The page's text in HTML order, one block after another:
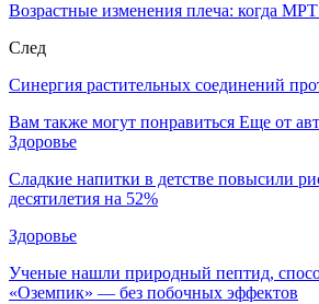
Возрастные изменения плеча: когда
След
Синергия растительных соединений
Вам также могут понравиться Еще от
Здоровье
Сладкие напитки в детстве повысили
десятилетия на 52%
Здоровье
Ученые нашли природный пептид,
«Оземпик» — без побочных эффектов